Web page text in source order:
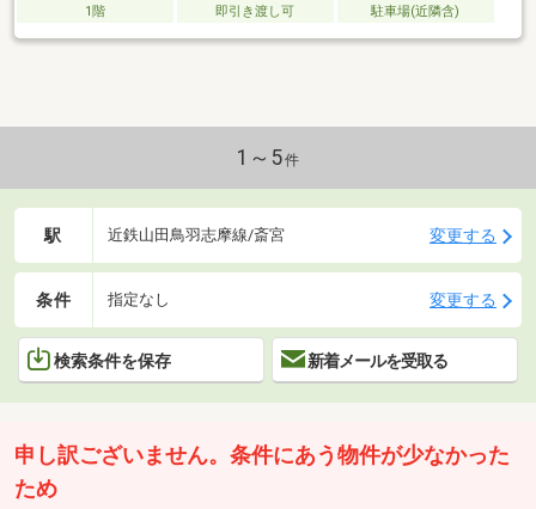
1階 即引き渡し可 駐車場(近隣含)
1～5件
駅 近鉄山田鳥羽志摩線/斎宮 変更する
条件 指定なし 変更する
検索条件を保存 新着メールを受取る
申し訳ございません。条件にあう物件が少なかった
ため